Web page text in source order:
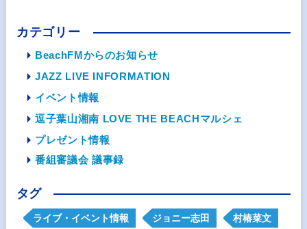
カテゴリー
BeachFMからのお知らせ
JAZZ LIVE INFORMATION
イベント情報
逗子葉山湘南 LOVE THE BEACHマルシェ
プレゼント情報
番組審議会 議事録
タグ
ライブ・イベント情報 ジョニー志田 村椿菜文